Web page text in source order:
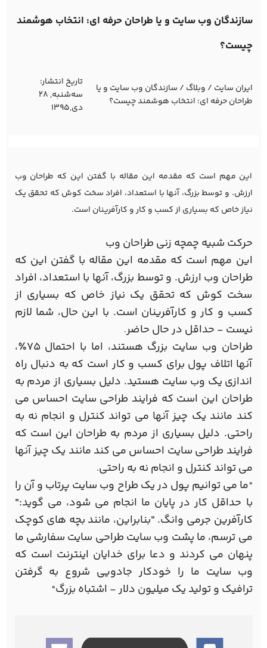
سازندگان وب سایت و یا طراحان حرفه ای: انتخاب هوشمند
چیست؟
ایران سایت / وبلاگ / سازندگان وب سایت و یا
طراحان حرفه ای: انتخاب هوشمند چیست؟
تاریخ انتشار:
ﺳﻪشنبه, 28
دی,1395
این مهم است که مقدمه این مقاله با گفتن این که طراحان وب
ارزش. و توسط بزرگ، آنها با استعداد، افراد سخت کوش که تحقق یک
نیاز خاص که بسیاری از کسب و کار و کارآفرینان است.
حرکت شبیه چمچه زنی طراحان وب
این مهم است که مقدمه این مقاله با گفتن این که
طراحان وب ارزش. و توسط بزرگ، آنها با استعداد، افراد
سخت کوش که تحقق یک نیاز خاص که بسیاری از
کسب و کار و کارآفرینان است. با این حال، شما لازم
نیست - حداقل در حال حاضر.
طراحان وب سایت بزرگ هستند، اما با احتمال 75٪،
آنها اتلاف پول برای کسب و کار است که به دنبال راه
اندازی یک وب سایت هستید. دلیل بسیاری از مردم به
طراحان این است که فرایند طراحی سایت احساس می
کند مانند یک چیز آنها می تواند کنترل و انجام نه به
راحتی. دلیل بسیاری از مردم به طراحان این است که
فرایند طراحی سایت احساس می کند مانند یک چیز آنها
می تواند کنترل و انجام نه به راحتی.
"ما می توانیم پول در یک طراح وب سایت پرتاب و آن را
با حداقل کار در پایان ما انجام می شود، می گوید:"
کارآفرین جرمی وانگ. "بنابراین، مانند بچه های کوچک
می ترسم، ما پشت وب سایت طراحی سایت سفارشی ما
پنهان می کردند و دعا برای خدایان اینترنت است که
وب سایت ما را خودکار جادویی شروع به گرفتن
ترافیک و تولید یک میلیون دلار - اشتباه بزرگ"